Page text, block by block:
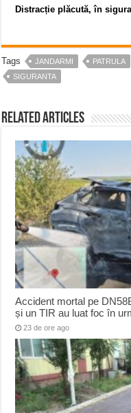
Distracție plăcută, în
Tags JANDARMI PATRULA
SIGURANTA
Related Articles
Accident mortal pe
și un TIR au luat foc în
23 de ore ago